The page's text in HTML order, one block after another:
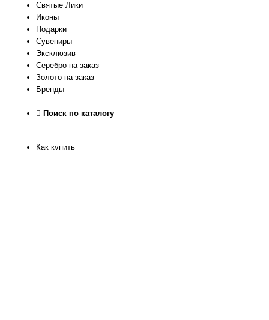
Святые Лики
Иконы
Подарки
Сувениры
Эксклюзив
Серебро на заказ
Золото на заказ
Бренды
Поиск по каталогу
Как купить